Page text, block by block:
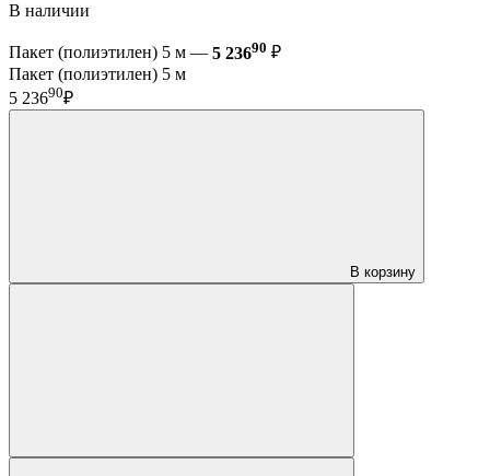
В наличии
Пакет (полиэтилен) 5 м — 5 23690 ₽
Пакет (полиэтилен) 5 м
5 23690₽
В корзину